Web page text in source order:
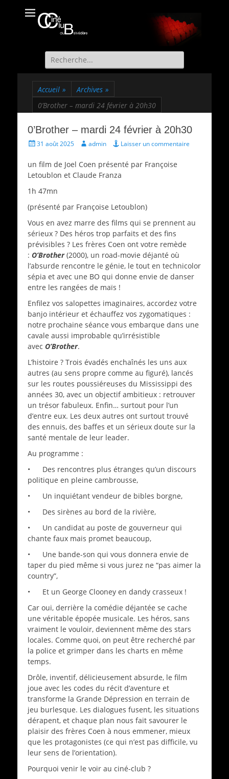
Ciné Club du
Belvédère
Site officiel du Ciné Club de St Martin d'Uriage
Recherche
de:
Accueil » Archives »
0’Brother – mardi 24 février à 20h30
0’Brother – mardi 24 février à 20h30
Écrit31 août 2025 Auteur
admin Laisser un commentaire
un film de Joel Coen présenté par Françoise
Letoublon et Claude Franza
1h 47mn
(présenté par Françoise Letoublon)
Vous en avez marre des films qui se prennent au
sérieux ? Des héros trop parfaits et des fins
prévisibles ? Les frères Coen ont votre remède
: O’Brother(2000), un road-movie déjanté où
l’absurde rencontre le génie, le tout en technicolor
sépia et avec une BO qui donne envie de danser
entre les rangées de maïs !
Enfilez vos salopettes imaginaires, accordez votre
banjo intérieur et échauffez vos zygomatiques :
notre prochaine séance vous embarque dans une
cavale aussi improbable qu’irrésistible
avec O’Brother.
L’histoire ? Trois évadés enchaînés les uns aux
autres (au sens propre comme au figuré), lancés
sur les routes poussiéreuses du Mississippi des
années 30, avec un objectif ambitieux : retrouver
un trésor fabuleux. Enfin… surtout pour l’un
d’entre eux. Les deux autres ont surtout trouvé
des ennuis, des baffes et un sérieux doute sur la
santé mentale de leur leader.
Au programme :
• Des rencontres plus étranges qu’un discours
politique en pleine cambrousse,
• Un inquiétant vendeur de bibles borgne,
• Des sirènes au bord de la rivière,
• Un candidat au poste de gouverneur qui
chante faux mais promet beaucoup,
• Une bande-son qui vous donnera envie de
taper du pied même si vous jurez ne “pas aimer la
country”,
• Et un George Clooney en dandy crasseux !
Car oui, derrière la comédie déjantée se cache
une véritable épopée musicale. Les héros, sans
vraiment le vouloir, deviennent même des stars
locales. Comme quoi, on peut être recherché par
la police et grimper dans les charts en même
temps.
Drôle, inventif, délicieusement absurde, le film
joue avec les codes du récit d’aventure et
transforme la Grande Dépression en terrain de
jeu burlesque. Les dialogues fusent, les situations
dérapent, et chaque plan nous fait savourer le
plaisir des frères Coen à nous emmener, mieux
que les protagonistes (ce qui n’est pas difficile, vu
leur sens de l’orientation).
Pourquoi venir le voir au ciné-club ?